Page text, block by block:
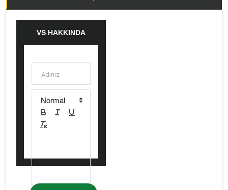
VS HAKKINDA